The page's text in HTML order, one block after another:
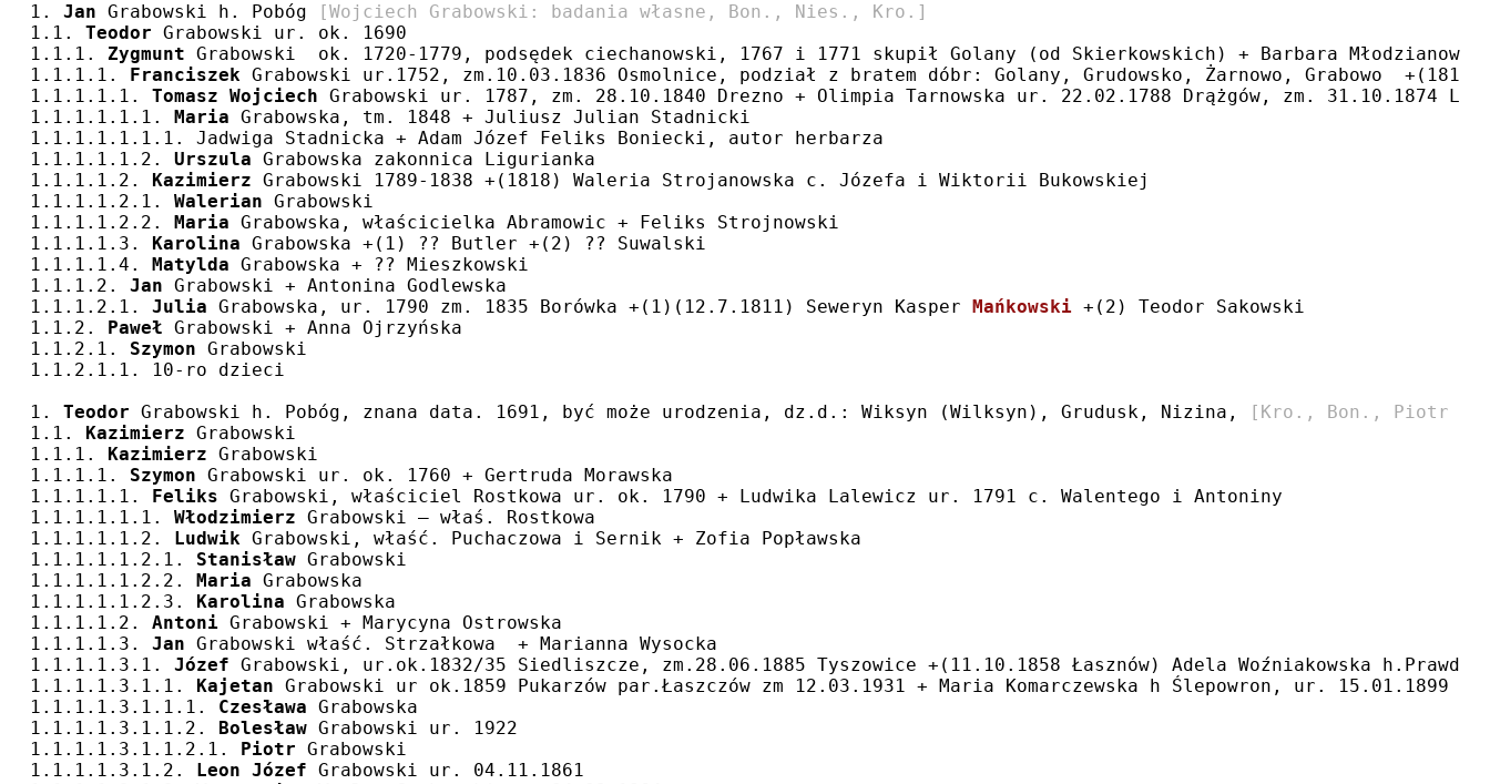
1. Jan Grabowski h. Pobóg
[Wojciech Grabowski: badania własne, Bon., Nies., Kro.]
1.1. Teodor Grabowski ur. ok. 1690
1.1.1. Zygmunt Grabowski  ok. 1720-1779, podsędek ciechanowski, 1767 i 1771 skupił Golany (od Skierkowskich) + Barbara
1.1.1.1. Franciszek Grabowski ur.1752, zm.10.03.1836 Osmolnice, podział z bratem dóbr: Golany, Grudowsko, Żarnowo, Grabowo
1.1.1.1.1. Tomasz Wojciech Grabowski ur. 1787, zm. 28.10.1840 Drezno + Olimpia Tarnowska ur. 22.02.1788 Drążgów, zm. 31.10.1874
1.1.1.1.1.1. Maria Grabowska, tm. 1848 + Juliusz Julian Stadnicki
1.1.1.1.1.1.1. Jadwiga Stadnicka + Adam Józef Feliks Boniecki, autor herbarza
1.1.1.1.1.2. Urszula Grabowska zakonnica Ligurianka
1.1.1.1.2. Kazimierz Grabowski 1789-1838 +(1818) Waleria Strojanowska c. Józefa i Wiktorii Bukowskiej
1.1.1.1.2.1. Walerian Grabowski
1.1.1.1.2.2. Maria Grabowska, właścicielka Abramowic + Feliks Strojnowski
1.1.1.1.3. Karolina Grabowska +(1) ?? Butler +(2) ?? Suwalski
1.1.1.1.4. Matylda Grabowska + ?? Mieszkowski
1.1.1.2. Jan Grabowski + Antonina Godlewska
1.1.1.2.1. Julia Grabowska, ur. 1790 zm. 1835 Borówka +(1)(12.7.1811) Seweryn Kasper Mańkowski +(2) Teodor Sakowski
1.1.2. Paweł Grabowski + Anna Ojrzyńska
1.1.2.1. Szymon Grabowski
1.1.2.1.1. 10-ro dzieci
1. Teodor Grabowski h. Pobóg, znana data. 1691, być może urodzenia, dz.d.: Wiksyn (Wilksyn), Grudusk, Nizina,
[Kro., Bon., Piotr
1.1. Kazimierz Grabowski
1.1.1. Kazimierz Grabowski
1.1.1.1. Szymon Grabowski ur. ok. 1760 + Gertruda Morawska
1.1.1.1.1. Feliks Grabowski, właściciel Rostkowa ur. ok. 1790 + Ludwika Lalewicz ur. 1791 c. Walentego i Antoniny
1.1.1.1.1.1. Włodzimierz Grabowski – właś. Rostkowa
1.1.1.1.1.2. Ludwik Grabowski, właść. Puchaczowa i Sernik + Zofia Popławska
1.1.1.1.1.2.1. Stanisław Grabowski
1.1.1.1.1.2.2. Maria Grabowska
1.1.1.1.1.2.3. Karolina Grabowska
1.1.1.1.2. Antoni Grabowski + Marycyna Ostrowska
1.1.1.1.3. Jan Grabowski właść. Strzałkowa  + Marianna Wysocka
1.1.1.1.3.1. Józef Grabowski, ur.ok.1832/35 Siedliszcze, zm.28.06.1885 Tyszowice +(11.10.1858 Łasznów) Adela Woźniakowska
1.1.1.1.3.1.1. Kajetan Grabowski ur ok.1859 Pukarzów par.Łaszczów zm 12.03.1931 + Maria Komarczewska h Ślepowron, ur. 15.01.1899
1.1.1.1.3.1.1.1. Czesława Grabowska
1.1.1.1.3.1.1.2. Bolesław Grabowski ur. 1922
1.1.1.1.3.1.1.2.1. Piotr Grabowski
1.1.1.1.3.1.2. Leon Józef Grabowski ur. 04.11.1861